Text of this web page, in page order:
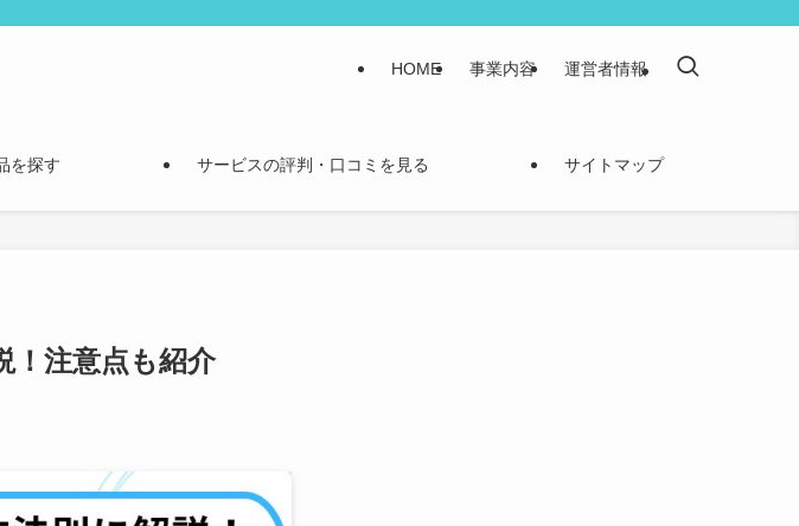
HOME 事業内容 運営者情報
を探す サービスの評判・口コミを見る サイトマップ
！注意点も紹介